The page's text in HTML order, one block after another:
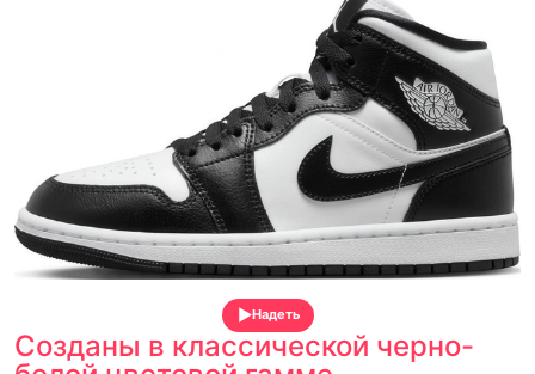
Надеть
Созданы в классической черно-